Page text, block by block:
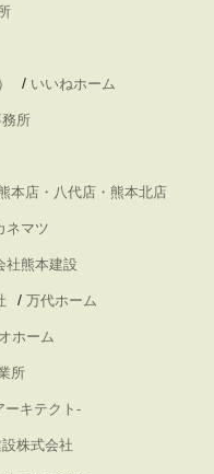
/ いいねホーム
所
本店・八代店・熊本北店
ネマツ
社熊本建設
/ 万代ホーム
ホーム
所
ーキテクト-
株式会社